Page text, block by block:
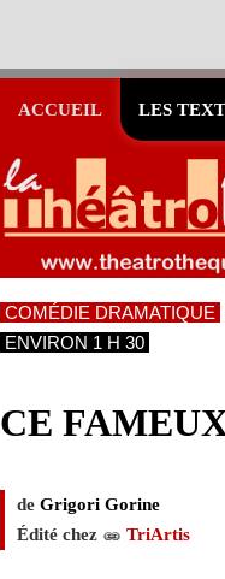
ACCUEIL LES
COMÉDIE DRAMATIQUE
ENVIRON 1 H 30
CE
de Grigori Gorine
Édité chez
TriArtis